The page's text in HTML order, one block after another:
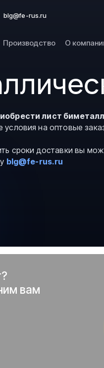
blg@fe-rus.ru
Производство О
лист
на оптовые
сроки доставки вы
blg@fe-rus.ru
вам